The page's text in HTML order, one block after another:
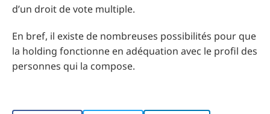
d’un droit de vote multiple.
En bref, il existe de nombreuses possibilités pour que
la holding fonctionne en adéquation avec le profil des
personnes qui la compose.